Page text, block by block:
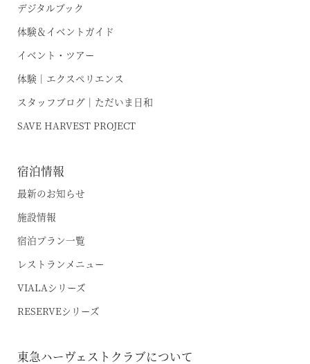
利用料金
宿泊制限 / 特定期間
ハーヴェストポイント
ご友人のご紹介
よくあるお問い合わせ
東急ハーヴェストクラブガイドブック
ハンドブック
VIALAシリーズ
VIALA鬼怒川渓翠
VIALA箱根翡翠
VIALA annex軽井沢
VIALA軽井沢Retreat creek/garden
RESERVE飛騨高山 In 東急ステイ飛騨高山 結の湯
デジタルブック
体験＆イベントガイド
イベント・ツアー
体験｜エクスペリエンス
スタッフブログ｜ただいま日和
SAVE HARVEST PROJECT
宿泊情報
最新のお知らせ
施設情報
宿泊プラン一覧
レストランメニュー
VIALAシリーズ
RESERVEシリーズ
東急ハーヴェストクラブについて